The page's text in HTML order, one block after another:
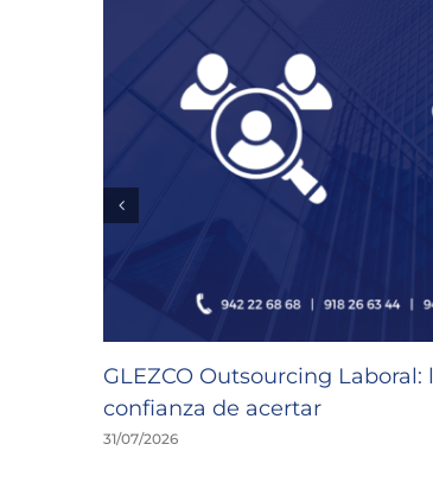
GLEZCO Outsourcing
confianza de acertar
31/07/2026